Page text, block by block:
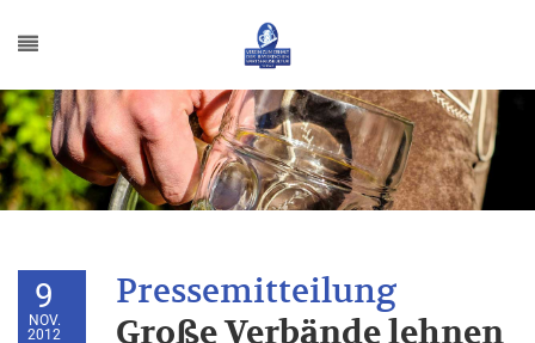
9
NOV.
2012
Große Verbände lehnen